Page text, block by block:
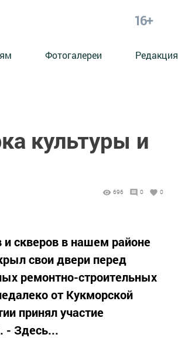
16+
Фотогалереи Редакция
культуры и
696 0 0
и скверов в нашем районе
свои двери перед
ремонтно-строительных
от Кукморской
принял участие
- Здесь...